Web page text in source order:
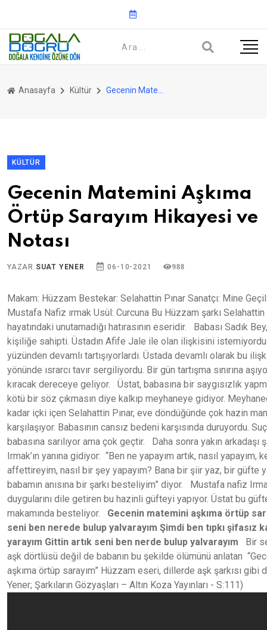
Anasayfa Kültür
KÜLTÜR
Gecenin Matemini Aşkıma
Örtüp Sarayım Hikayesi ve
Notası
YAZAR SUAT YENER 06-10-2021 988
Makam: Hüzzam Bestekar: Selahattin Pınar Sanatçı: Mine
Mustafa Nafiz ırmak Usül: Curcuna Bu Hüzzam şarkı Selahattin
hayatındaki unutamadığı hatırasının eseridir. Babası Sadık
kişiliğe sahipti. Üstadın Afife Jale ile olan ilişkisini
yüzünden devamlı tartışıyorlardı. Üstada devamlı olarak bu
yönünde ısrarcı tavır sergiliyordu. Bir gün tartışma sınırına
kıracak dereceye geliyor. Üstat, babasına bir saygısızlık
kötü bir söz çıkmasın diye kalkıp meyhaneye gidiyor.
kadar içki içen Selahattin Pınar, eve döndüğünde çok hazin
karşılaşıyor. Babasının cansız bedeni karşısında duruyordu.
babasına sarılıyor ama çok geçtir. Daha sonra yakın
Irmak’ın yanına gidiyor: “Ben ne yapayım artık, nasıl yapayım,
affettireyim, nasıl bir şey yapayım? Bana bir şiir yaz, bir güfte
babamın anısına bir şarkı besteliyim” diyor. Mustafa nafiz
duygularını dile getiren bu hazinli güfteyi yapıyor. Üstat bu
makamında besteliyor. Gecenin matemini aşkıma örtüp
seni ben nerede bulup yalvarayım Şimdi ben tıpkı şifasız
yarayım Gittin artık seni ben nerde bulup yalvarayım Bir
aşk dörtlüsü değil de babanın bu şekilde ölümünü anlatan
aşkıma örtüp sarayım” Hüzzam eseri, dillerde aşk şarkısı gibi
Yener; Şarkıların Gözyaşları – Altın Koza Yayınları - S:111)